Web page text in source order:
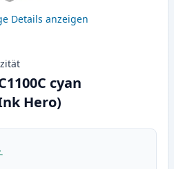
Details anzeigen
cyan
Hero)